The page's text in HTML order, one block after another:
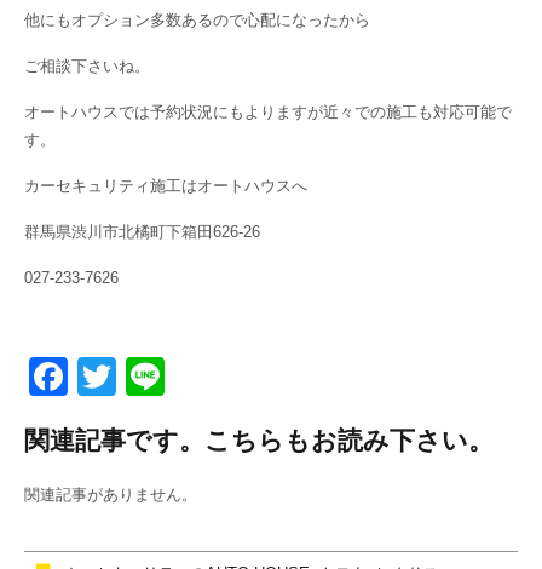
他にもオプション多数あるので心配になったから
ご相談下さいね。
オートハウスでは予約状況にもよりますが近々での施工も対応可能で
す。
カーセキュリティ施工はオートハウスへ
群馬県渋川市北橘町下箱田626-26
027-233-7626
F
a
c
e
T
tt
er
e
関連記事です。こちらもお読み下さい。
関連記事がありません。